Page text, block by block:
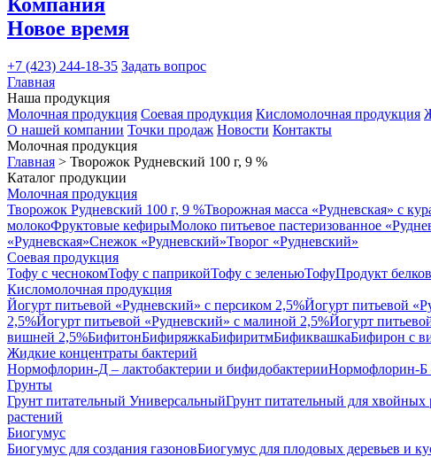
Новое время
+7 (423) 244-18-35 Задать вопрос
Главная
Наша продукция
Молочная продукция Соевая продукция Кисломолочная продукция
О нашей компании Точки продаж Новости Контакты
Молочная продукция
Главная > Творожок Рудневский 100 г, 9 %
Каталог продукции
Молочная продукция
Творожок Рудневский 100 г, 9 %Творожная масса «Рудневская» с
молокоФруктовые кефирыМолоко питьевое пастеризованное
«Рудневская»Снежок «Рудневский»Творог «Рудневский»
Соевая продукция
Тофу с чеснокомТофу с паприкойТофу с зеленьюТофуПродукт
Кисломолочная продукция
Йогурт питьевой «Рудневский» с персиком 2,5%Йогурт питьевой
2,5%Йогурт питьевой «Рудневский» с малиной 2,5%Йогурт
вишней 2,5%БифитонБифиряжкаБифиритмБификвашкаБифирон с
Жидкие концентраты бактерий
Нормофлорин-Д – лактобактерии и бифидобактерииНормофлорин-Б
Грунты
Грунт питательный УниверсальныйГрунт питательный для хвойных
растений
Биогумус
Биогумус для создания газоновБиогумус для плодовых деревьев и